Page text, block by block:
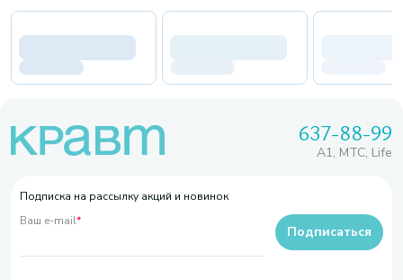
637-88-99
A1, МТС, Life
Подписка на рассылку акций и новинок
Ваш e-mail*
Подписаться